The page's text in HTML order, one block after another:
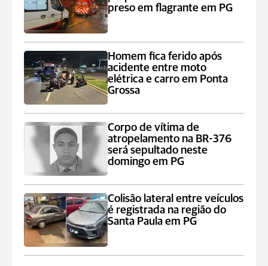
preso em flagrante em PG
Homem fica ferido após
acidente entre moto
elétrica e carro em Ponta
Grossa
Corpo de vítima de
atropelamento na BR-376
será sepultado neste
domingo em PG
Colisão lateral entre veículos
é registrada na região do
Santa Paula em PG